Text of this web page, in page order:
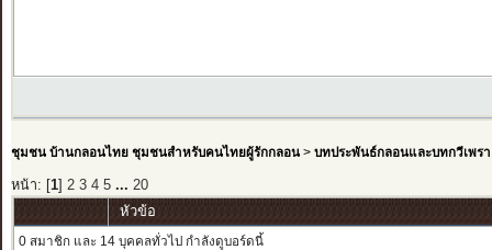
ชุมชน บ้านกลอนไทย ชุมชนสำหรับคนไทยผู้รักกลอน> บทประพันธ์กลอนและบทกวีเพรา
หน้า: [ 1] 2 3 4 5 ... 20
หัวข้อ
0 สมาชิก และ 14 บุคคลทั่วไป กำลังดูบอร์ดนี้